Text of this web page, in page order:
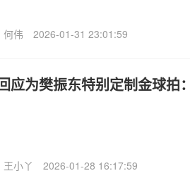
何伟 2026-01-31 23:01:59
应为樊振东特别定制金球拍
王小丫 2026-01-28 16:17:59